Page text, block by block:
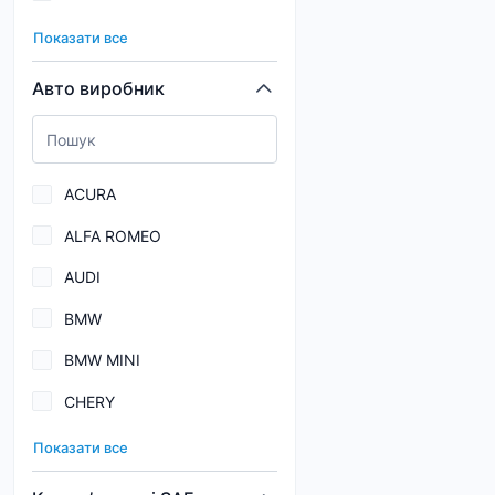
CK-4
CK-4/SN
Dexron IID
Dexron III H
089
147
163
172
189
195
197
1C0
1D4
1D6
Показати все
Авто виробник
ACURA
ALFA ROMEO
AUDI
BMW
BMW MINI
CHERY
CHEVROLET EUROPE
Показати все